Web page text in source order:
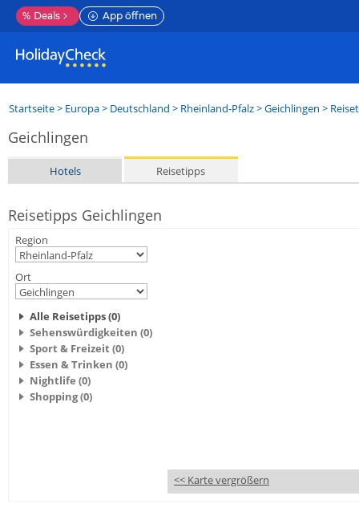
% Deals App öffnen
Startseite> Europa> Deutschland > Rheinland-Pfalz>Geichlingen >
Geichlingen
Hotels Reisetipps
Reisetipps Geichlingen
Region
Ort
Alle Reisetipps (0)
Sehenswürdigkeiten (0)
Sport & Freizeit (0)
Essen & Trinken (0)
Nightlife (0)
Shopping (0)
<< Karte vergrößern